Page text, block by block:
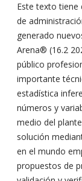
Este texto tiene
de
generado
Arena® (16.2
público
importante
estadística
números y
medio del
solución
en el mundo
propuestos de